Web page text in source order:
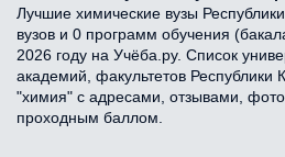
Лучшие химические вузы
вузов и 0 программ обучения
2026 году на Учёба.ру. Список
академий, факультетов
"химия" с адресами, отзывами,
проходным баллом.